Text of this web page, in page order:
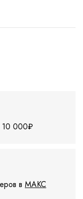
10 000₽
в МАКС